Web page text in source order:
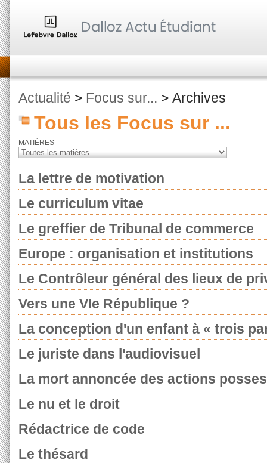
Actualité > Focus sur... > Archives
Tous les Focus sur ...
MATIÈRES
La lettre de motivation
Le curriculum vitae
Le greffier de Tribunal de commerce
Europe : organisation et institutions
Le Contrôleur général des lieux de
Vers une VIe République ?
La conception d'un enfant à « trois
Le juriste dans l'audiovisuel
La mort annoncée des actions
Le nu et le droit
Rédactrice de code
Le thésard